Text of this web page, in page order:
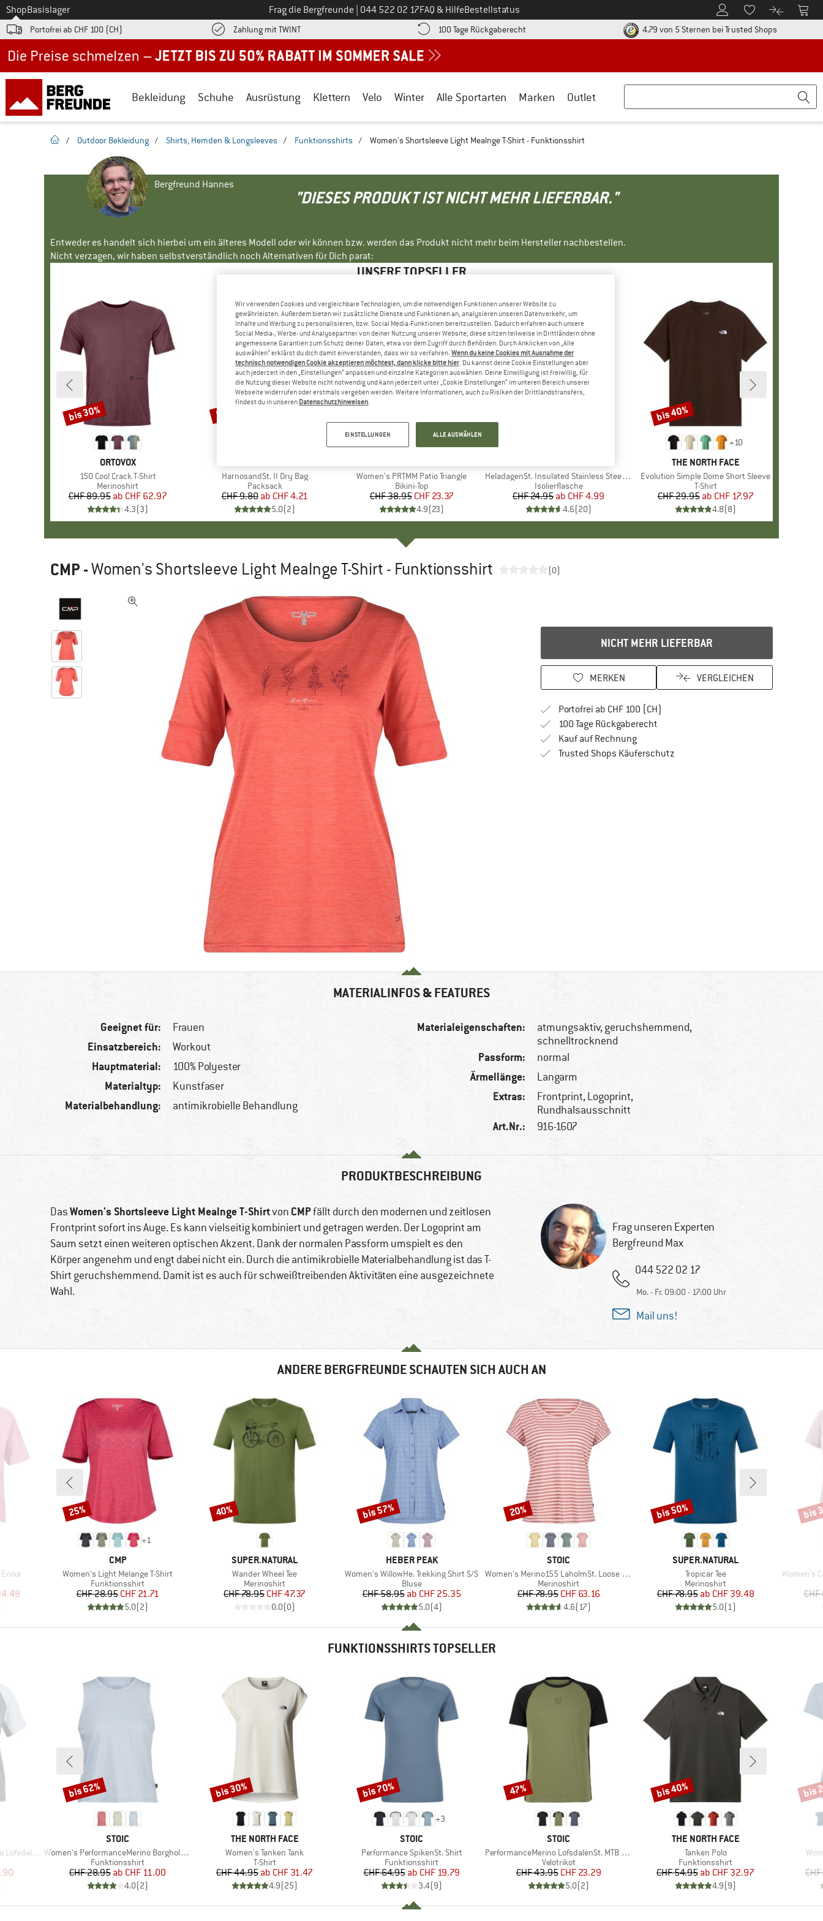
Zum
ShopBasislager Frag die Bergfreunde Ruf uns an unter
044 522 02 17FAQ & HilfeBestellstatus Zum KundenkontoZum Merkzettel.
Zum Zum
Portofrei ab CHF 100 (CH) Zahlung mit TWINTFinde die Zahlungs-Infos hier! Öffnet sich in einer Infobox
100 Tage Rückgaberecht Gehe hier zu den Rückgabe-Richtlinien Öffnet sich in einer Infobox
4.79 von 5 Sternen bei Trusted ShopsFinde alle
Bekleidung Schuhe Ausrüstung Klettern Velo Winter Alle Sportarten Marken Outlet
Startseite
/ Outdoor Bekleidung / Shirts, Hemden & Longsleeves / Funktionsshirts / Women's Shortsleeve Light Mealnge T-Shirt - Funktionsshirt
Bergfreund Hannes
"DIESES PRODUKT IST NICHT MEHR LIEFERBAR."
Entweder es handelt sich hierbei um ein älteres Modell oder wir können bzw. werden das Produkt nicht mehr beim Hersteller nachbestellen.
Nicht verzagen, wir haben selbstverständlich noch Alternativen für Dich parat:
UNSERE TOPSELLER
MARKE
ORTOVOX
Artikel
150 Cool Crack T-Shirt
Produktgruppe
Merinoshirt
Preis
CHF 89.95 reduzierter Preis
ab CHF 62.97
4.3(3)
Rabatt
bis 30%
Artikel
HarnosandSt. II Dry Bag
Produktgruppe
Packsack
Preis
CHF 9.80 reduzierter Preis
ab CHF 4.21
5.0(2)
Rabatt
57%
Artikel
Women's PRTMM Patio Triangle
Produktgruppe
Bikini-Top
Preis
CHF 38.95reduzierter Preis
CHF 23.37
4.9(23)
Artikel
HeladagenSt. Insulated Stainless Steel Bottle 500
Produktgruppe
Isolierflasche
Preis
CHF 24.95 reduzierter Preis
ab CHF 4.99
4.6(20)
+10
MARKE
THE NORTH FACE
Artikel
Evolution Simple Dome Short Sleeve
Produktgruppe
T-Shirt
Preis
CHF 29.95 reduzierter Preis
ab CHF 17.97
4.8(8)
Rabatt
bis 40%
CMP -Women's Shortsleeve Light Mealnge T-Shirt - Funktionsshirt (0)
NICHT MEHR LIEFERBAR
MERKEN VERGLEICHEN
Portofrei ab CHF 100 (CH)
100 Tage RückgaberechtGehe hier zu den Rückgabe-Richtlinien
Kauf auf RechnungFinde die Zahlungs-Infos hier! Öffnet sich in
Trusted Shops KäuferschutzFinde alle Infos hier!
MATERIALINFOS & FEATURES
Geeignet für: Frauen
Einsatzbereich: Workout
Hauptmaterial: 100% Polyester
Materialtyp: Kunstfaser
Materialbehandlung: antimikrobielle Behandlung
Materialeigenschaften:
atmungsaktiv, geruchshemmend,
schnelltrocknend
Passform: normal
Ärmellänge: Langarm
Extras:
Frontprint, Logoprint,
Rundhalsausschnitt
Art.Nr.: 916-1607
PRODUKTBESCHREIBUNG
DasWomen's Shortsleeve Light Mealnge T-Shirtvon CMPfällt durch den modernen und zeitlosen
Frontprint sofort ins Auge. Es kann vielseitig kombiniert und getragen werden. Der Logoprint am
Saum setzt einen weiteren optischen Akzent. Dank der normalen Passform umspielt es den
Körper angenehm und engt dabei nicht ein. Durch die antimikrobielle Materialbehandlung ist das T-
Shirt geruchshemmend. Damit ist es auch für schweißtreibenden Aktivitäten eine ausgezeichnete
Wahl.
Frag unseren Experten
Bergfreund Max
044 522 02 17
Mo. - Fr. 09:00 - 17:00 Uhr
Mail uns!
ANDERE BERGFREUNDE SCHAUTEN SICH AUCH AN
Preis
+1
MARKE
CMP
Artikel
Women's Light Melange T-Shirt
Produktgruppe
Funktionsshirt
Preis
CHF 28.95reduzierter Preis
CHF 21.71
5.0(2)
Rabatt
25%
MARKE
SUPER.NATURAL
Artikel
Wander Wheel Tee
Produktgruppe
Merinoshirt
Preis
CHF 78.95reduzierter Preis
CHF 47.37
0.0(0)
Rabatt
40%
MARKE
HEBER PEAK
Artikel
Women's WillowHe. Trekking Shirt S/S
Produktgruppe
Bluse
Preis
CHF 58.95 reduzierter Preis
ab CHF 25.35
5.0(4)
Rabatt
bis 57%
MARKE
STOIC
Artikel
Women's Merino155 LaholmSt. Loose Shirt Striped
Produktgruppe
Merinoshirt
Preis
CHF 78.95reduzierter Preis
CHF 63.16
4.6(17)
Rabatt
20%
MARKE
SUPER.NATURAL
Artikel
Tropicar Tee
Produktgruppe
Merinoshirt
Preis
CHF 78.95 reduzierter Preis
ab CHF 39.48
5.0(1)
Rabatt
bis 50%
Artikel
Women's
bis
FUNKTIONSSHIRTS TOPSELLER
MTB S/S
Preis
MARKE
STOIC
Artikel
Women's PerformanceMerino BorgholmSt. Tank
Produktgruppe
Funktionsshirt
Preis
CHF 28.95 reduzierter Preis
ab CHF 11.00
4.0(2)
Rabatt
bis 62%
MARKE
THE NORTH FACE
Artikel
Women's Tanken Tank
Produktgruppe
T-Shirt
Preis
CHF 44.95 reduzierter Preis
ab CHF 31.47
4.9(25)
Rabatt
bis 30%
+3
MARKE
STOIC
Artikel
Performance SpikenSt. Shirt
Produktgruppe
Funktionsshirt
Preis
CHF 64.95 reduzierter Preis
ab CHF 19.79
3.4(9)
Rabatt
bis 70%
MARKE
STOIC
Artikel
PerformanceMerino LofsdalenSt. MTB S/S
Produktgruppe
Velotrikot
Preis
CHF 43.95reduzierter Preis
CHF 23.29
5.0(2)
Rabatt
47%
MARKE
THE NORTH FACE
Artikel
Tanken Polo
Produktgruppe
Funktionsshirt
Preis
CHF 54.95 reduzierter Preis
ab CHF 32.97
4.9(9)
Rabatt
bis 40% bis
Wir verwenden Cookies und vergleichbare Technologien, um die notwendigen Funktionen unserer Website zu
gewährleisten. Außerdem bieten wir zusätzliche Dienste und Funktionen an, analysieren unseren Datenverkehr, um
Inhalte und Werbung zu personalisieren, bzw. Social Media-Funktionen bereitzustellen. Dadurch erfahren auch unsere
Social Media-, Werbe- und Analysepartner von deiner Nutzung unserer Website; diese sitzen teilweise in Drittländern ohne
angemessene Garantien zum Schutz deiner Daten, etwa vor dem Zugriff durch Behörden. Durch Anklicken von „Alle
auswählen“ erklärst du dich damit einverstanden, dass wir so verfahren. Wenn du keine Cookies mit Ausnahme der
technisch notwendigen Cookie akzeptieren möchtest, dann klicke bitte hier. Du kannst deine Cookie Einstellungen aber
auch jederzeit in den „Einstellungen“ anpassen und einzelne Kategorien auswählen. Deine Einwilligung ist freiwillig, für
die Nutzung dieser Website nicht notwendig und kann jederzeit unter „Cookie Einstellungen“ im unteren Bereich unserer
Webseite widerrufen oder erstmals vergeben werden. Weitere Informationen, auch zu Risiken der Drittlandstransfers,
findest du in unseren Datenschutzhinweisen.
EINSTELLUNGEN ALLE AUSWÄHLEN